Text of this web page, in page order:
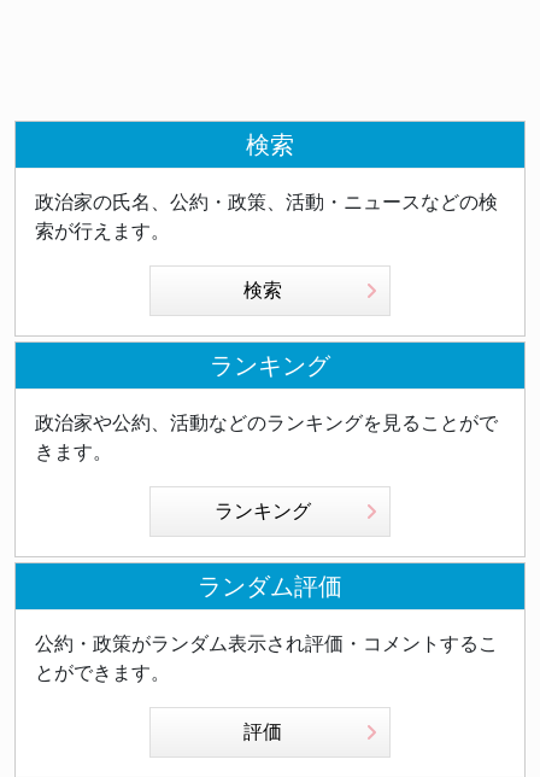
検索
政治家の氏名、公約・政策、活動・ニュースなどの検
索が行えます。
検索
ランキング
政治家や公約、活動などのランキングを見ることがで
きます。
ランキング
ランダム評価
公約・政策がランダム表示され評価・コメントするこ
とができます。
評価